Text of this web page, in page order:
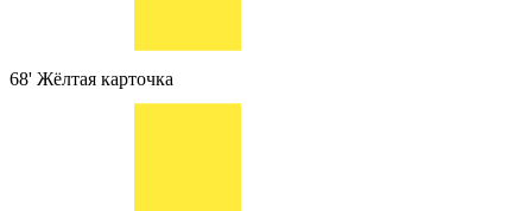
68' Жёлтая карточка